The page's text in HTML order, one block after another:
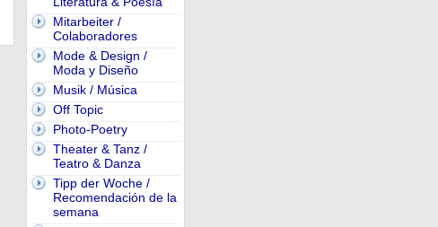
Mitarbeiter /
Colaboradores
Mode & Design /
Moda y Diseño
Musik / Música
Off Topic
Photo-Poetry
Theater & Tanz /
Teatro & Danza
Tipp der Woche /
Recomendación de la
semana